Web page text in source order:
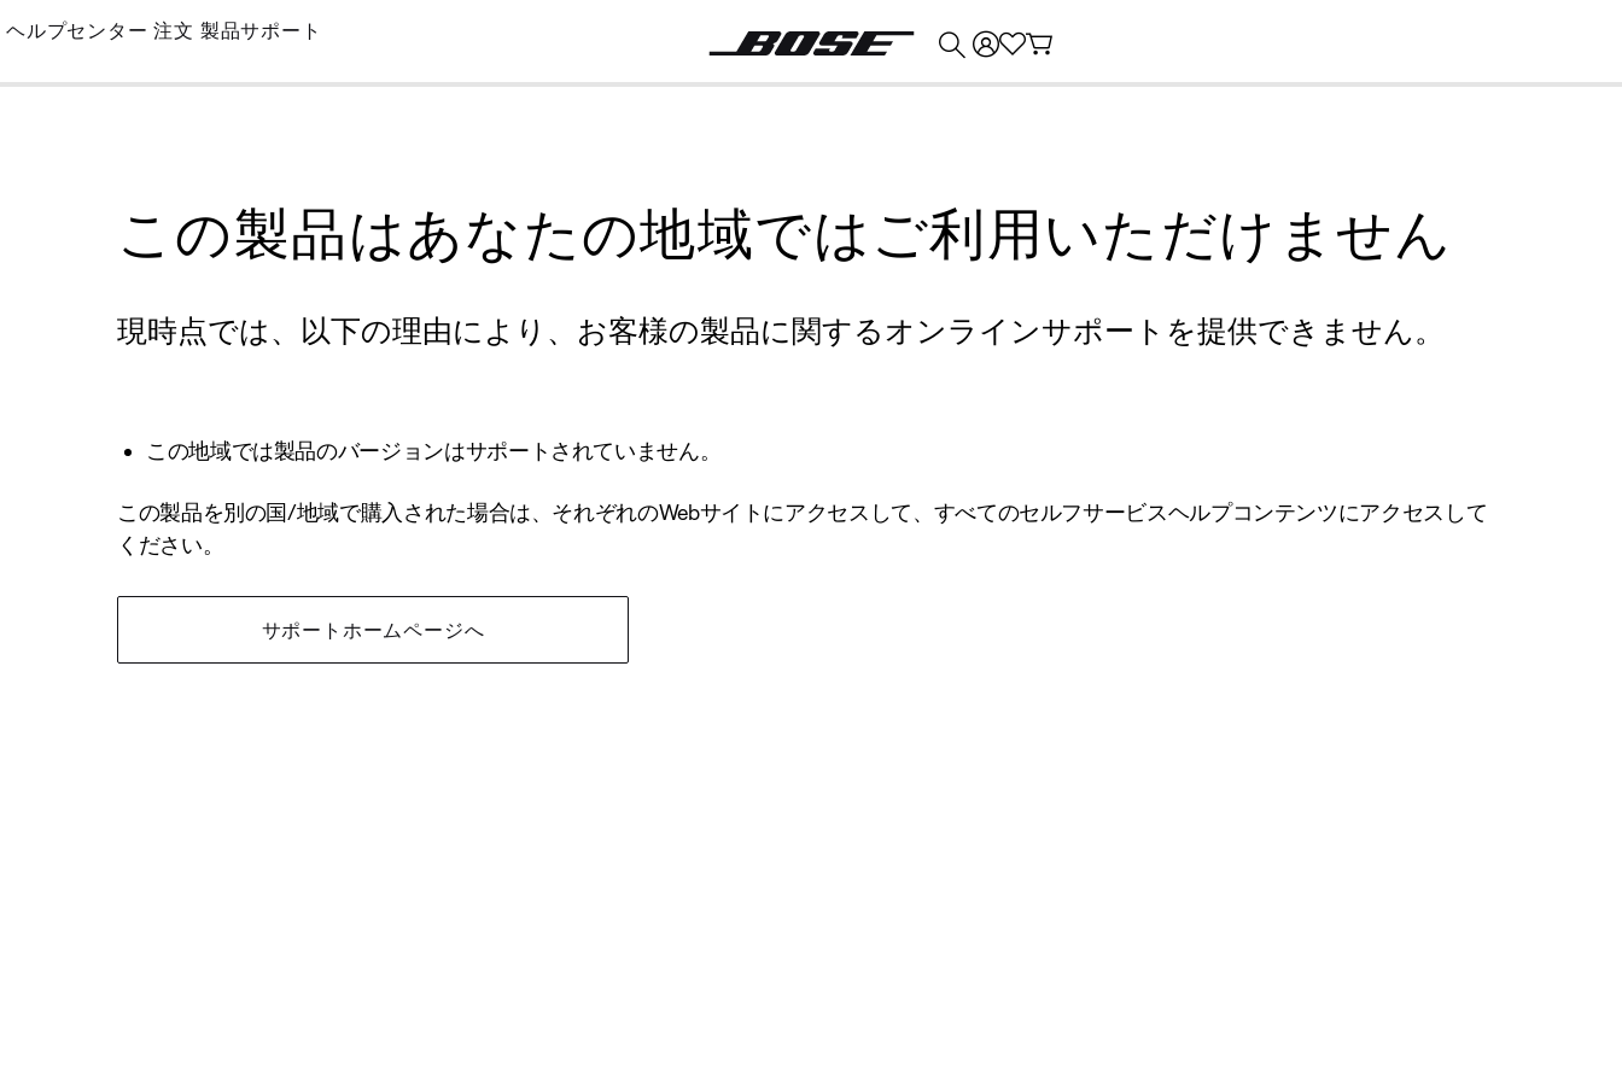
Skip
Main
ヘルプセンター 注文 製品サポート
この製品はあなたの地域ではご利用いただけません
現時点では、以下の理由により、お客様の製品に関するオンラインサポートを提供できません。
この地域では製品のバージョンはサポートされていません。
この製品を別の国/地域で購入された場合は、それぞれのWebサイトにアクセスして、すべてのセルフサービスヘルプコンテンツにアクセスして
ください。
サポートホームページへ